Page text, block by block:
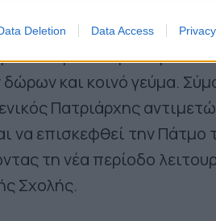
Deletion Data Access
από μία ώρα και
και κοινό γεύμα.
Πατριάρχης
να επισκεφθεί την Πάτμο
τη νέα περίοδο
Σχολής.